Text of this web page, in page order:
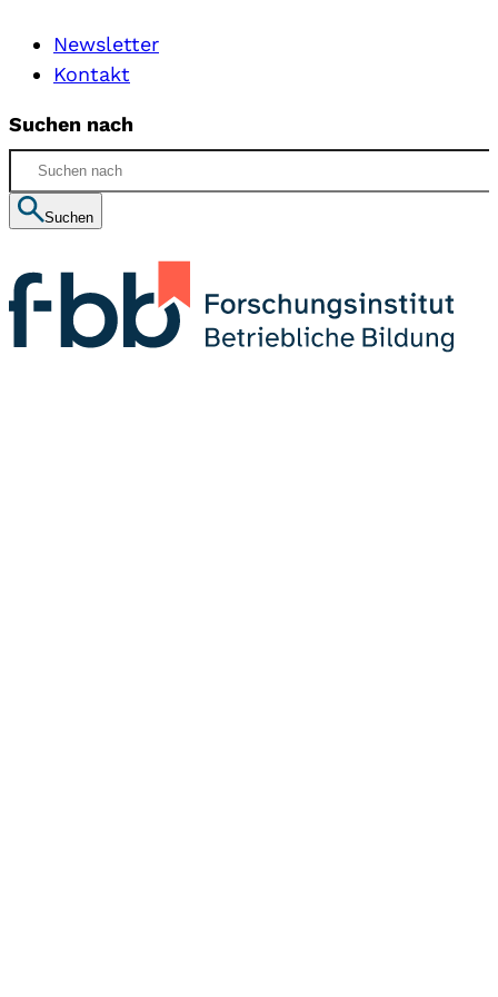
Newsletter
Kontakt
Suchen nach
Suchen